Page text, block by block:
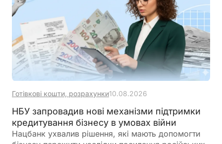
Готівкові кошти, розрахунки10.08.2026
НБУ запровадив нові механізми підтримки
кредитування бізнесу в умовах війни
Нацбанк ухвалив рішення, які мають допомогти